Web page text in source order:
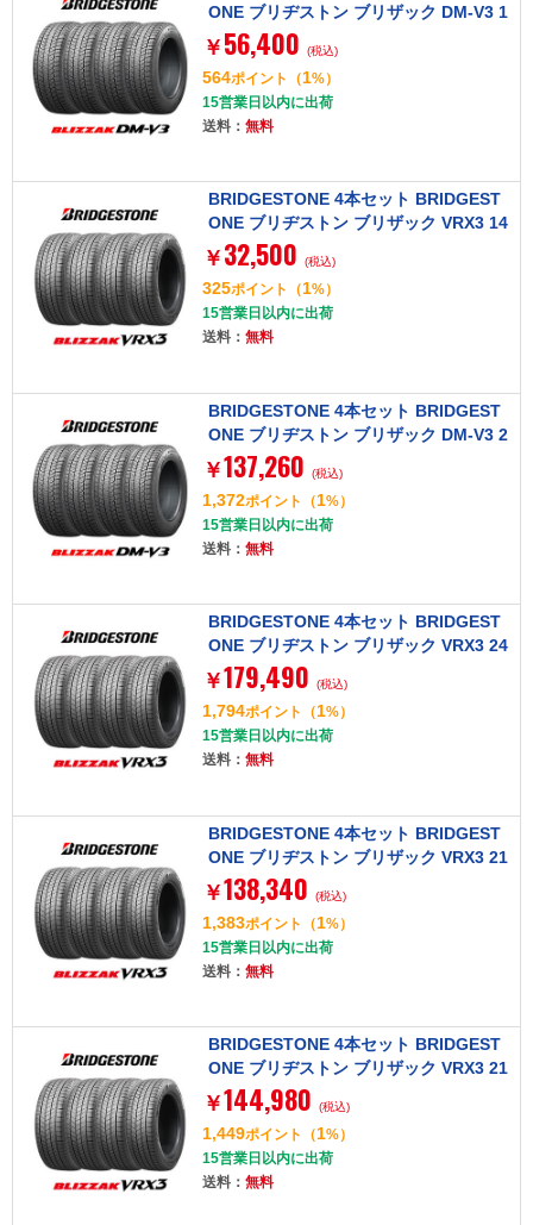
ONE ブリヂストン ブリザック DM-V3 1
75/80R15 90Q タイヤ単品
￥ 56,400 (税込)
564ポイント （1%）
15営業日以内に出荷
送料： 無料
BRIDGESTONE 4本セット BRIDGEST
ONE ブリヂストン ブリザック VRX3 14
5/80R13 75Q タイヤ単品
￥ 32,500 (税込)
325ポイント （1%）
15営業日以内に出荷
送料： 無料
BRIDGESTONE 4本セット BRIDGEST
ONE ブリヂストン ブリザック DM-V3 2
85/60R18 116Q タイヤ単品
￥137,260 (税込)
1,372ポイント （1%）
15営業日以内に出荷
送料： 無料
BRIDGESTONE 4本セット BRIDGEST
ONE ブリヂストン ブリザック VRX3 24
5/45R18 100Q XL タイヤ単品
￥179,490 (税込)
1,794ポイント （1%）
15営業日以内に出荷
送料： 無料
BRIDGESTONE 4本セット BRIDGEST
ONE ブリヂストン ブリザック VRX3 21
5/45R17 87Q タイヤ単品
￥138,340 (税込)
1,383ポイント （1%）
15営業日以内に出荷
送料： 無料
BRIDGESTONE 4本セット BRIDGEST
ONE ブリヂストン ブリザック VRX3 21
5/50R17 91Q タイヤ単品
￥144,980 (税込)
1,449ポイント （1%）
15営業日以内に出荷
送料： 無料